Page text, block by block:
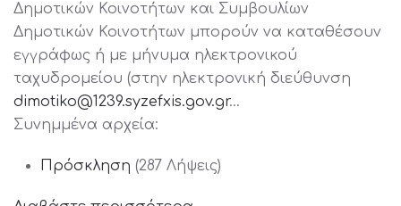
Δημοτικών Κοινοτήτων και Συμβουλίων
Δημοτικών Κοινοτήτων μπορούν να καταθέσουν
εγγράφως ή με μήνυμα ηλεκτρονικού
ταχυδρομείου (στην ηλεκτρονική διεύθυνση
dimotiko@1239.syzefxis.gov.gr…
Συνημμένα αρχεία:
Πρόσκληση (287 Λήψεις)